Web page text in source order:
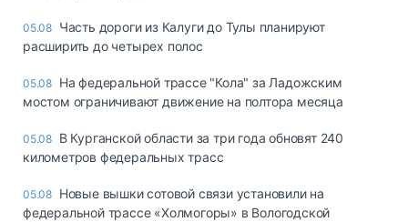
05.08 Часть дороги из Калуги до Тулы планируют
расширить до четырех полос
05.08 На федеральной трассе "Кола" за Ладожским
мостом ограничивают движение на полтора месяца
05.08 В Курганской области за три года обновят 240
километров федеральных трасс
05.08 Новые вышки сотовой связи установили на
федеральной трассе «Холмогоры» в Вологодской